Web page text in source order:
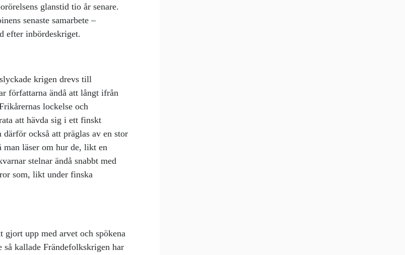
glanstid tio år senare.
senaste samarbete –
efter inbördeskriget.
krigen drevs till
författarna ändå att långt ifrån
lockelse och
att hävda sig i ett finskt
också att präglas av en stor
man läser om hur de, likt en
stelnar ändå snabbt med
som, likt under finska
gjort upp med arvet och spökena
kallade Frändefolkskrigen har